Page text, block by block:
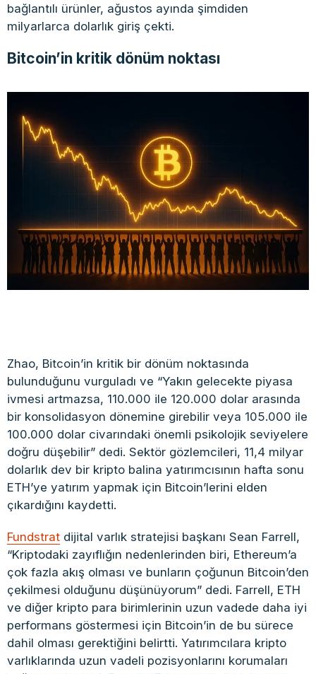
bağlantılı ürünler, ağustos ayında şimdiden
milyarlarca dolarlık giriş çekti.
Bitcoin’in kritik dönüm noktası
Zhao, Bitcoin’in kritik bir dönüm noktasında
bulunduğunu vurguladı ve “Yakın gelecekte piyasa
ivmesi artmazsa, 110.000 ile 120.000 dolar arasında
bir konsolidasyon dönemine girebilir veya 105.000 ile
100.000 dolar civarındaki önemli psikolojik seviyelere
doğru düşebilir” dedi. Sektör gözlemcileri, 11,4 milyar
dolarlık dev bir kripto balina yatırımcısının hafta sonu
ETH’ye yatırım yapmak için Bitcoin’lerini elden
çıkardığını kaydetti.
Fundstrat dijital varlık stratejisi başkanı Sean Farrell,
“Kriptodaki zayıflığın nedenlerinden biri, Ethereum’a
çok fazla akış olması ve bunların çoğunun Bitcoin’den
çekilmesi olduğunu düşünüyorum” dedi. Farrell, ETH
ve diğer kripto para birimlerinin uzun vadede daha iyi
performans göstermesi için Bitcoin’in de bu sürece
dahil olması gerektiğini belirtti. Yatırımcılara kripto
varlıklarında uzun vadeli pozisyonlarını korumaları